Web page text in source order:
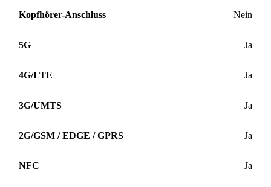
Kopfhörer-Anschluss Nein
5G Ja
4G/LTE Ja
3G/UMTS Ja
2G/GSM / EDGE / GPRS Ja
NFC Ja